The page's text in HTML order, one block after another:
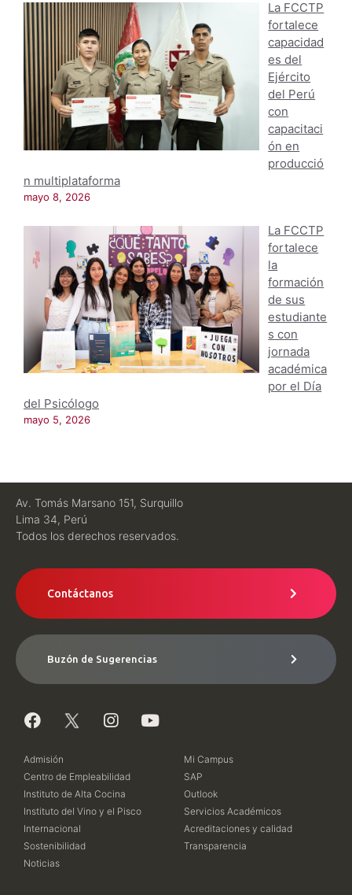
La FCCTP
fortalece
capacidad
es del
Ejército
del Perú
con
capacitaci
ón en
producció
n multiplataforma
mayo 8, 2026
La FCCTP
fortalece
la
formación
de sus
estudiante
s con
jornada
académica
por el Día
del Psicólogo
mayo 5, 2026
Av. Tomás Marsano 151, Surquillo
Lima 34, Perú
Todos los derechos reservados.
Contáctanos
Buzón de Sugerencias
Admisión
Centro de Empleabilidad
Instituto de Alta Cocina
Instituto del Vino y el Pisco
Internacional
Sostenibilidad
Noticias
Mi Campus
SAP
Outlook
Servicios Académicos
Acreditaciones y calidad
Transparencia